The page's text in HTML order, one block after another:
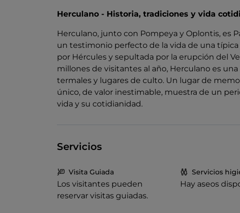
Herculano - Historia, tradiciones y vida
Herculano, junto con Pompeya y Oplontis, es
un testimonio perfecto de la vida de una
por Hércules y sepultada por la erupción del
millones de visitantes al año, Herculano es
termales y lugares de culto. Un lugar de
único, de valor inestimable, muestra de un
vida y su cotidianidad.
Servicios
Visita Guiada
Los visitantes pueden
reservar visitas guiadas.
Servicios
Hay aseos